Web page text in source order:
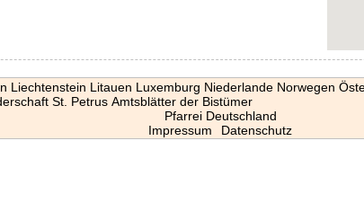
Liechtenstein Litauen Luxemburg Niederlande Norwegen
St. Petrus Amtsblätter der Bistümer
Pfarrei Deutschland
Impressum
Datenschutz